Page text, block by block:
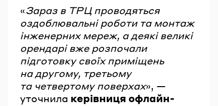
«Зараз в ТРЦ проводяться
оздоблювальні роботи та монтаж
інженерних мереж, а деякі великі
орендарі вже розпочали
підготовку своїх приміщень
на другому, третьому
та четвертому поверхах», —
уточнила керівниця офлайн-